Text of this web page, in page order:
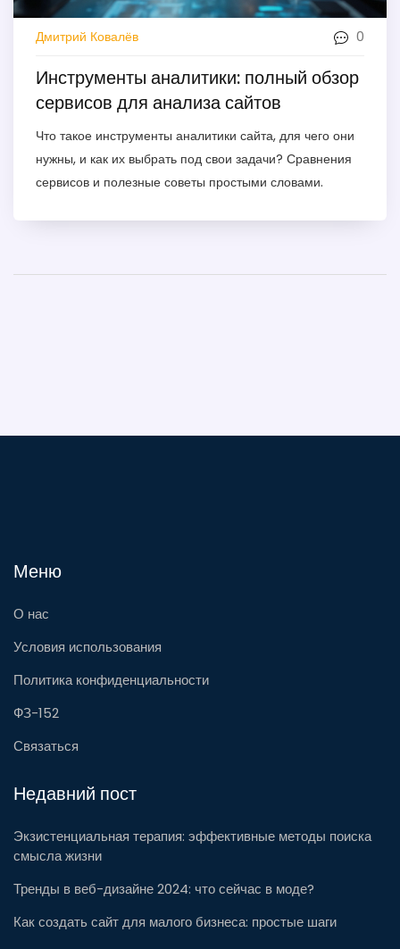
Дмитрий Ковалёв 0
Инструменты аналитики: полный обзор
сервисов для анализа сайтов
Что такое инструменты аналитики сайта, для чего они
нужны, и как их выбрать под свои задачи? Сравнения
сервисов и полезные советы простыми словами.
Меню
О нас
Условия использования
Политика конфиденциальности
ФЗ-152
Связаться
Недавний пост
Экзистенциальная терапия: эффективные методы поиска
смысла жизни
Тренды в веб-дизайне 2024: что сейчас в моде?
Как создать сайт для малого бизнеса: простые шаги